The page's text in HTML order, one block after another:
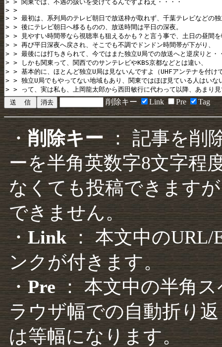
削除キー Link Pre Tag
・削除キー： 記事を削
ーを半角英数字8文字程
なくても投稿できます
できません。
・Link： 本文中のURL/
ンクが付きます。
・Pre： 本文中の半角
ラウザ幅での自動折り
は等幅になります。